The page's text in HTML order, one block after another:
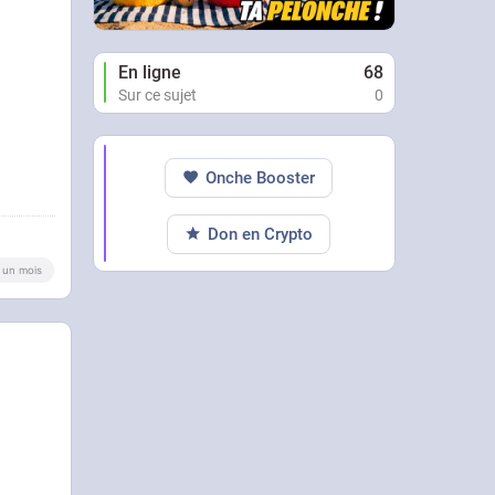
un mois
En ligne 68
Sur ce sujet 0
Onche Booster
Don en Crypto